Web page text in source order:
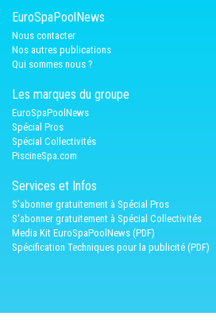
EuroSpaPoolNews
Nous contacter
Nos autres publications
Qui sommes nous ?
Les marques du groupe
EuroSpaPoolNews
Spécial Pros
Spécial Collectivités
PiscineSpa.com
Services et Infos
S'abonner gratuitement à Spécial Pros
S'abonner gratuitement à Spécial Collectivités
Media Kit EuroSpaPoolNews (PDF)
Spécification Techniques pour la publicité (PDF)